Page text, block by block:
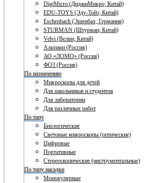
DigiMicro (ДиджиМикро; Китай)
EDU-TOYS (Эду-Тойз; Китай)
Eschenbach (Эшенбах; Германия)
STURMAN (Штурман; Китай)
Velvi (Велви; Китай)
Альтами (Россия)
АО «ЛОМО» (Россия)
ФОЗ (Россия)
По назначению
Микроскопы для детей
Для школьников и студентов
Для лаборатории
Для различных работ
По типу
Биологические
Световые микроскопы (оптические)
Цифровые
Портативные
Стереоскопические (инструментальные)
По типу насадки
Монокулярные